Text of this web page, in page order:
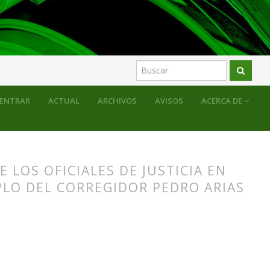
ACTUAL ARCHIVOS AVISOS ACERCA DE
ENTRAR
Dossier
LOS OFICIALES DE JUSTICIA EN
DEL CORREGIDOR PEDRO ARIAS